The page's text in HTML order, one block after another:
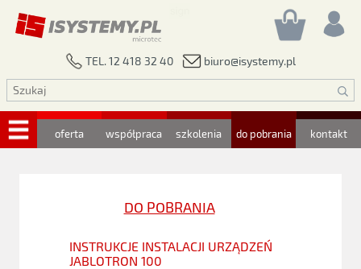
TEL. 12 418 32 40 biuro@isystemy.pl
oferta współpraca szkolenia do pobrania kontakt
DO POBRANIA
INSTRUKCJE INSTALACJI URZĄDZEŃ
JABLOTRON 100